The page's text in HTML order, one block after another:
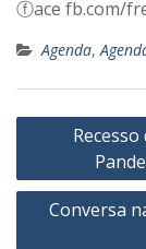
ⓕace fb.com/
Agenda,
Navegação
Post
Conversa